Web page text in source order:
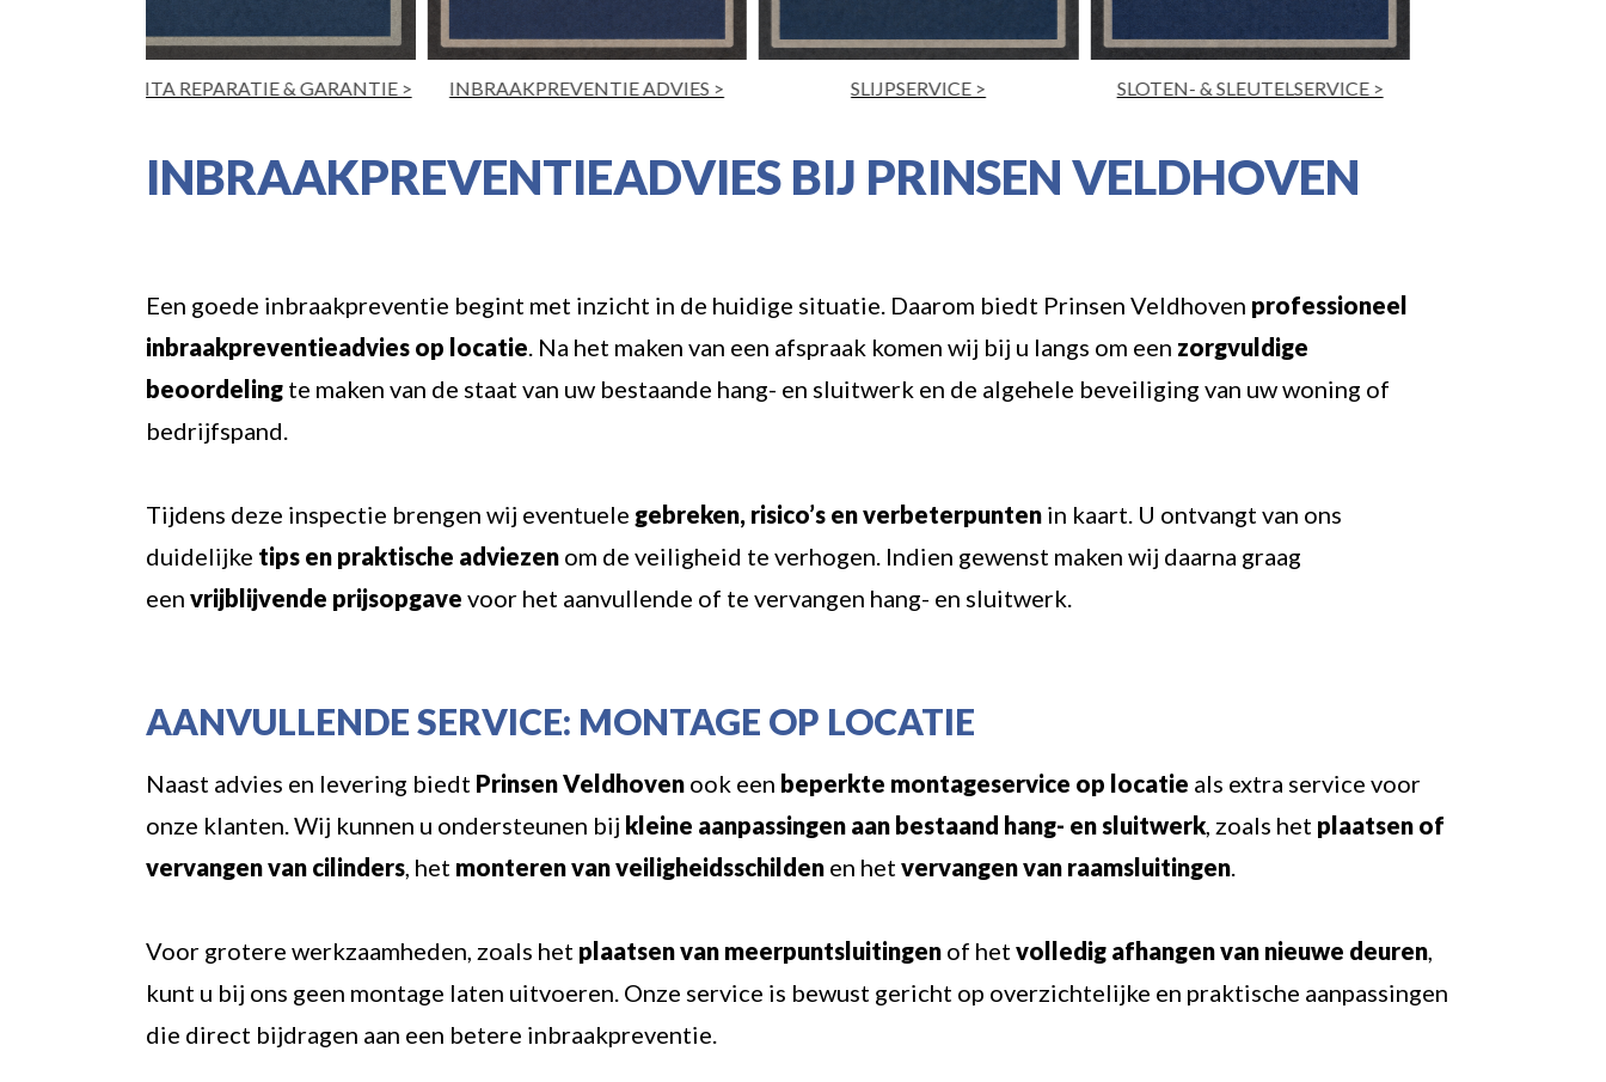
INBRAAKPREVENTIE ADVIES > SLIJPSERVICE > SLOTEN- & SLEUTELSERVICE > HORRENSERVICE >
INBRAAKPREVENTIEADVIES BIJ PRINSEN VELDHOVEN
Een goede inbraakpreventie begint met inzicht in de huidige situatie. Daarom biedt Prinsen Veldhoven professioneel
inbraakpreventieadvies op locatie . Na het maken van een afspraak komen wij bij u langs om een zorgvuldige
beoordeling te maken van de staat van uw bestaande hang- en sluitwerk en de algehele beveiliging van uw woning of
bedrijfspand.
Tijdens deze inspectie brengen wij eventuele gebreken, risico’s en verbeterpunten in kaart. U ontvangt van ons
duidelijke tips en praktische adviezen om de veiligheid te verhogen. Indien gewenst maken wij daarna graag
een vrijblijvende prijsopgave voor het aanvullende of te vervangen hang- en sluitwerk.
AANVULLENDE SERVICE: MONTAGE OP LOCATIE
Naast advies en levering biedt Prinsen Veldhoven ook een beperkte montageservice op locatie als extra service voor
onze klanten. Wij kunnen u ondersteunen bij kleine aanpassingen aan bestaand hang- en sluitwerk , zoals het plaatsen of
vervangen van cilinders , het monteren van veiligheidsschilden en het vervangen van raamsluitingen
Voor grotere werkzaamheden, zoals het plaatsen van meerpuntsluitingen of het volledig afhangen van nieuwe deuren
kunt u bij ons geen montage laten uitvoeren. Onze service is bewust gericht op overzichtelijke en praktische aanpassingen
die direct bijdragen aan een betere inbraakpreventie.